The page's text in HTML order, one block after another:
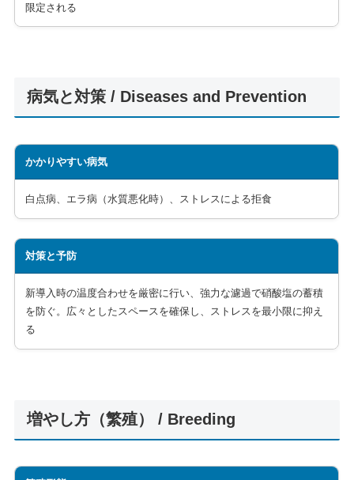
限定される
病気と対策 / Diseases and Prevention
かかりやすい病気
白点病、エラ病（水質悪化時）、ストレスによる拒食
対策と予防
新導入時の温度合わせを厳密に行い、強力な濾過で硝酸塩の蓄積
を防ぐ。広々としたスペースを確保し、ストレスを最小限に抑え
る
増やし方（繁殖） / Breeding